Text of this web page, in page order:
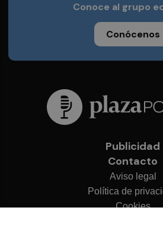
Conoce al grupo
Conócenos
Publicidad
Contacto
Aviso legal
Política de
Cookies